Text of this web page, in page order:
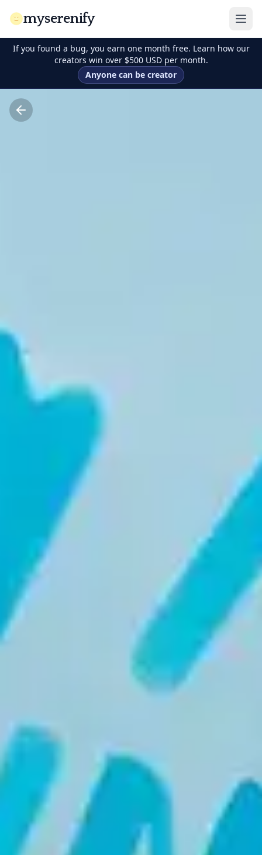
myserenify
If you found a bug, you earn one month free. Learn how our
creators win over $500 USD per month.
Anyone can be creator